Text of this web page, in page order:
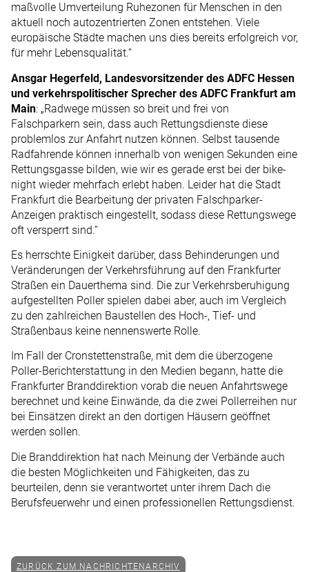
maßvolle Umverteilung Ruhezonen für Menschen in den
aktuell noch autozentrierten Zonen entstehen. Viele
europäische Städte machen uns dies bereits erfolgreich vor,
für mehr Lebensqualität.“
Ansgar Hegerfeld, Landesvorsitzender des ADFC Hessen
und verkehrspolitischer Sprecher des ADFC Frankfurt am
Main: „Radwege müssen so breit und frei von
Falschparkern sein, dass auch Rettungsdienste diese
problemlos zur Anfahrt nutzen können. Selbst tausende
Radfahrende können innerhalb von wenigen Sekunden eine
Rettungsgasse bilden, wie wir es gerade erst bei der bike-
night wieder mehrfach erlebt haben. Leider hat die Stadt
Frankfurt die Bearbeitung der privaten Falschparker-
Anzeigen praktisch eingestellt, sodass diese Rettungswege
oft versperrt sind.“
Es herrschte Einigkeit darüber, dass Behinderungen und
Veränderungen der Verkehrsführung auf den Frankfurter
Straßen ein Dauerthema sind. Die zur Verkehrsberuhigung
aufgestellten Poller spielen dabei aber, auch im Vergleich
zu den zahlreichen Baustellen des Hoch-, Tief- und
Straßenbaus keine nennenswerte Rolle.
Im Fall der Cronstettenstraße, mit dem die überzogene
Poller-Berichterstattung in den Medien begann, hatte die
Frankfurter Branddirektion vorab die neuen Anfahrtswege
berechnet und keine Einwände, da die zwei Pollerreihen nur
bei Einsätzen direkt an den dortigen Häusern geöffnet
werden sollen.
Die Branddirektion hat nach Meinung der Verbände auch
die besten Möglichkeiten und Fähigkeiten, das zu
beurteilen, denn sie verantwortet unter ihrem Dach die
Berufsfeuerwehr und einen professionellen Rettungsdienst.
ZURÜCK ZUM NACHRICHTENARCHIV